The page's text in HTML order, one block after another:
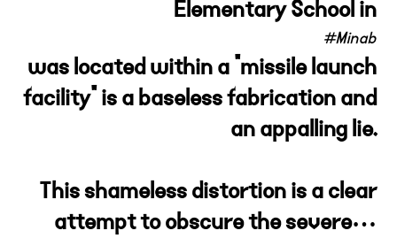
Elementary School in
#Minab
was located within a "missile launch
facility" is a baseless fabrication and
an appalling lie.
This shameless distortion is a clear
attempt to obscure the severe…